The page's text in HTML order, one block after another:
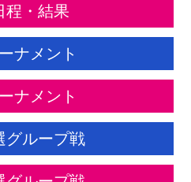
程・結果
ナメント
ナメント
グループ戦